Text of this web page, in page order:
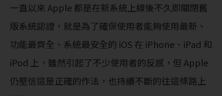
一直以來 Apple 都是在新系統上線後不久即關閉舊
版系統認證，就是為了確保使用者能夠使用最新、
功能最齊全、系統最安全的 iOS 在 iPhone、iPad 和
iPod 上，雖然引起了不少使用者的反感，但 Apple
仍堅信這是正確的作法，也持續不斷的往這條路上